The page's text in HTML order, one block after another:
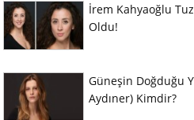
İrem Kahyaoğlu
Oldu!
Güneşin Doğduğu
Aydıner) Kimdir?